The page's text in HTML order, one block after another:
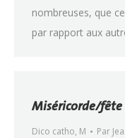
nombreuses, que
par rapport aux
Miséricorde/fête
Dico catho, M Par